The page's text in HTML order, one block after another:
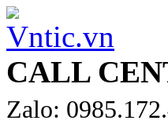
CALL
Zalo: